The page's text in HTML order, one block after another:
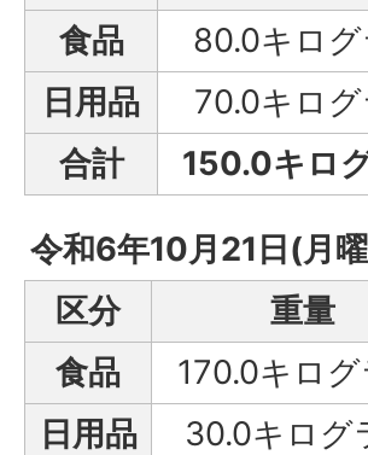
食品
80.0キログ
日用品
70.0キログ
合計
150.0キロ
令和6年10月21日(月
区分
重量
食品
170.0キログ
日用品
30.0キログ